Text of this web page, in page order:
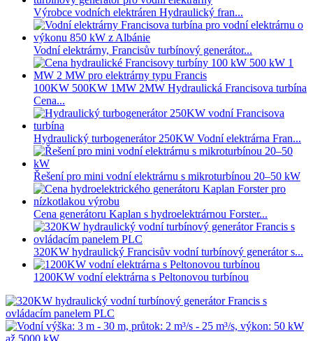
Výrobce vodních elektráren Hydraulický fran...
Vodní elektrárny, Francisův turbínový generátor...
100KW 500KW 1MW 2MW Hydraulická Francisova turbína
Cena...
Hydraulický turbogenerátor 250KW Vodní elektrárna Fran...
Řešení pro mini vodní elektrárnu s mikroturbínou 20–50 kW
Cena generátoru Kaplan s hydroelektrárnou Forster...
320KW hydraulický Francisův vodní turbínový generátor s...
1200KW vodní elektrárna s Peltonovou turbínou